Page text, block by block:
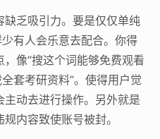
乏吸引力。要是仅仅单纯
有人会乐意去配合。你得
像“搜这个词能够免费观看
套考研资料”。使得用户觉
动去进行操作。另外就是
内容致使账号被封。